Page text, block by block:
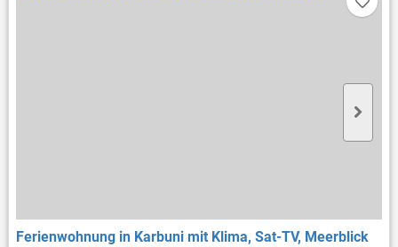
Ferienwohnung in Karbuni mit Klima, Sat-TV, Meerblick